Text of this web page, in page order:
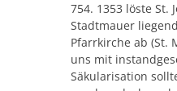
754. 1353 löste St.
Stadtmauer
Pfarrkirche ab (St.
uns mit
Säkularisation